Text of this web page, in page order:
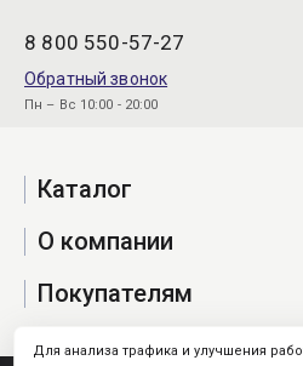
8 800 550-57-27
Обратный звонок
Пн – Вс 10:00 - 20:00
Каталог
О компании
Покупателям
Для анализа трафика и улучшения